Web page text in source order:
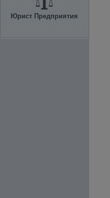
Юрист Предприятия